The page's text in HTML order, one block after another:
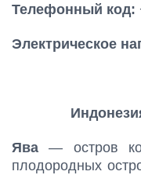
Телефонный код:
Электрическое
Ява — остров
плодородных